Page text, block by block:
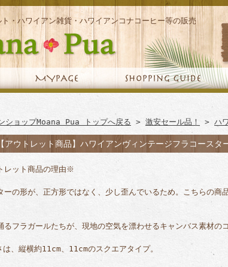
・ハワイアン雑貨・ハワイアンコナコーヒー等の販売
ショップMoana Pua トップへ戻る > 激安セール品！ > ハ
【アウトレット商品】ハワイアンヴィンテージフラコースタ
レット商品の理由※
ーの形が、正方形ではなく、少し歪んでいるため。こちらの商
るフラガールたちが、現地の空気を漂わせるキャンバス素材の
、縦横約11cm、11cmのスクエアタイプ。